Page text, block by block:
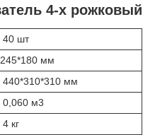
4-х рожковый
40 шт
245*180 мм
440*310*310 мм
0,060 м3
4 кг